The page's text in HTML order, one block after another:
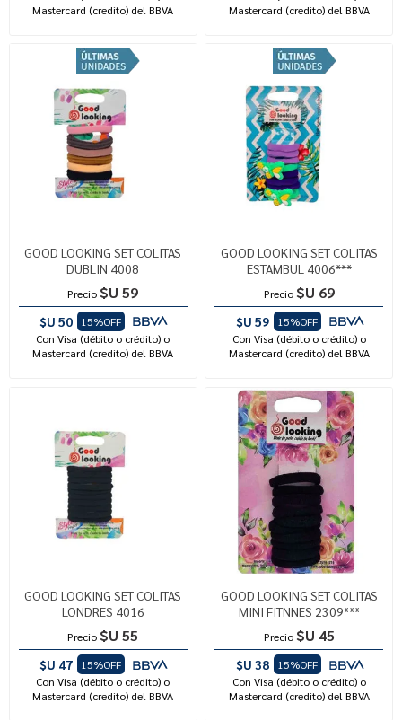
Mastercard (credito) del BBVA
Mastercard (credito) del BBVA
GOOD LOOKING SET COLITAS
DUBLIN 4008
Precio $U 59
$U 50
15%OFF
Con Visa (débito o crédito) o
Mastercard (credito) del BBVA
GOOD LOOKING SET COLITAS
ESTAMBUL 4006***
Precio $U 69
$U 59
15%OFF
Con Visa (débito o crédito) o
Mastercard (credito) del BBVA
GOOD LOOKING SET COLITAS
LONDRES 4016
Precio $U 55
$U 47
15%OFF
Con Visa (débito o crédito) o
Mastercard (credito) del BBVA
GOOD LOOKING SET COLITAS
MINI FITNNES 2309***
Precio $U 45
$U 38
15%OFF
Con Visa (débito o crédito) o
Mastercard (credito) del BBVA